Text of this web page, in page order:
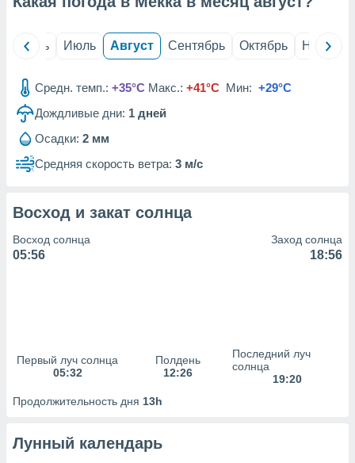
данных
Июнь Июль Август Сентябрь Октябрь Ноябрь
Средн. темп.: +35°C Макс.: +41°C Мин: +29°C
Дождливые дни: 1 дней
Осадки: 2 мм
Средняя скорость ветра: 3 м/с
Восход и закат солнца
Восход солнца
05:56
Заход солнца
18:56
Первый луч солнца
05:32
Полдень
12:26
Последний луч
солнца
19:20
Продолжительность дня 13h
Лунный календарь